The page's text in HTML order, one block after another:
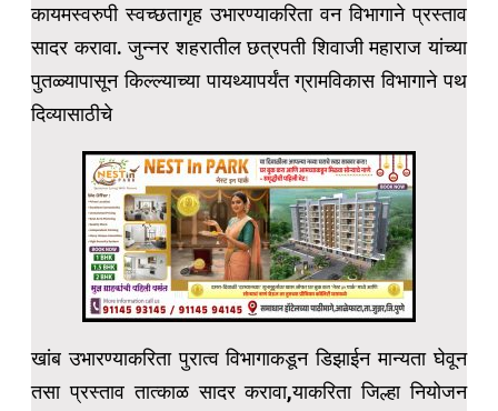
कायमस्वरुपी स्वच्छतागृह उभारण्याकरिता वन विभागाने प्रस्ताव
सादर करावा. जुन्नर शहरातील छत्रपती शिवाजी महाराज यांच्या
पुतळ्यापासून किल्ल्याच्या पायथ्यापर्यंत ग्रामविकास विभागाने पथ
दिव्यासाठीचे
खांब उभारण्याकरिता पुरात्व विभागाकडून डिझाईन मान्यता घेवून
तसा प्रस्ताव तात्काळ सादर करावा,याकरिता जिल्हा नियोजन